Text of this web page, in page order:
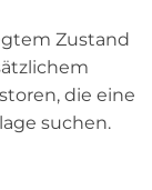
Zustand
die eine
suchen.